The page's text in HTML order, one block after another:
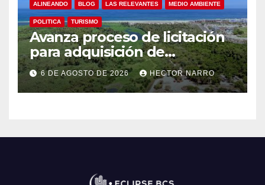
ALINEANDO BLOG LAS RELEVANTES MEDIO AMBIENTE
POLITICA TURISMO
Avanza proceso de licitación
para adquisición de
maquinaria del Plan de
Regeneración del Estero
Josefino
6 DE AGOSTO DE 2026 HECTOR NARRO